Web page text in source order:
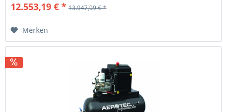
12.553,19 € * 13.947,99 € *
Merken